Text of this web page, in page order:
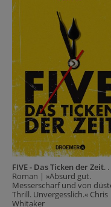
FIVE - Das Ticken der Zeit. .
Roman | »Absurd gut.
Messerscharf und von
Thrill. Unvergesslich.« Chris
Whitaker